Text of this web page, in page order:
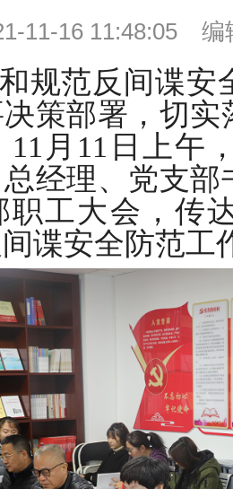
11-16 11:48:05 编
规范反间谍安
策部署，切
11月11日上午
总经理、党支
工大会， 传
谍安全防范工